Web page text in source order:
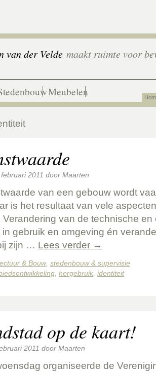
van der Velde maakt ruimte voor
Meubelen
februari 2011 door Maarten
van een gebouw wordt
is het resultaat van vele
Verandering van de technische en
gebruik en omgeving én
zijn … Lees verder →
& Bouw, stedenbouw & supervisie
hergebruik identiteit
op de kaart!
2011 door Maarten
organiseerde de